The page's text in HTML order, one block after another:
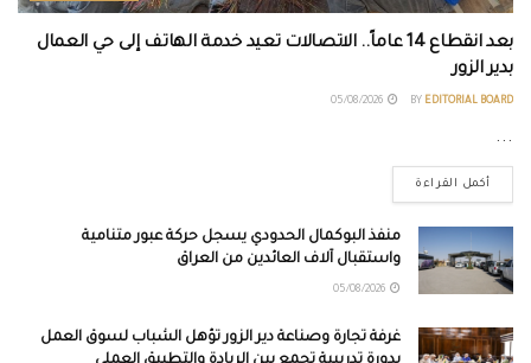
بعد انقطاع 14 عاماً.. الاتصالات تعيد خدمة الهاتف إلى حي العمال
بدير الزور
BY EDITORIAL BOARD
...
أكمل القراءة
منفذ البوكمال الحدودي يسجل حركة عبور متنامية
واستقبال آلاف العائدين من العراق
غرفة تجارة وصناعة دير الزور تؤهل الشباب لسوق العمل